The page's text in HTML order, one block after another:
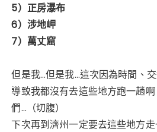
5）正房瀑布
6）涉地岬
7）萬丈窟
但是我…但是我…這次因為時間、
導致我都沒有去這些地方跑一趟
們…（切腹）
下次再到濟州一定要去這些地方